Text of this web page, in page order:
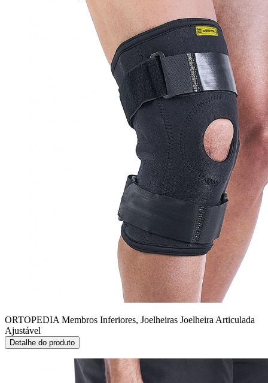
ORTOPEDIA Membros Inferiores, Joelheiras Joelheira Articulada
Ajustável
Detalhe do produto